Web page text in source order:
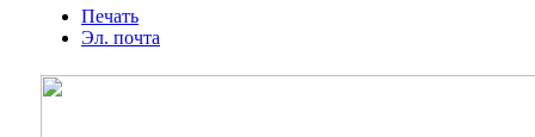
Печать
Эл. почта